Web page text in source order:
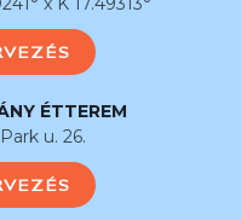
ÉTTEREM
u. 26.